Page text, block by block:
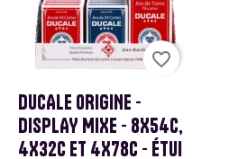
DUCALE ORIGINE -
DISPLAY MIXE - 8X54C,
4X32C ET 4X78C - ÉTUI
favorite_border